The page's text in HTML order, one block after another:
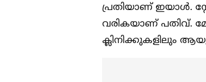
പ്രതിയാണ് ഇയാൾ.
വരികയാണ് പതിവ്.
ക്ലിനിക്കുകളിലും